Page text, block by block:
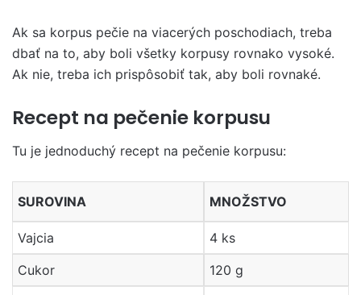
Ak sa korpus pečie na viacerých poschodiach, treba
dbať na to, aby boli všetky korpusy rovnako vysoké.
Ak nie, treba ich prispôsobiť tak, aby boli rovnaké.
Recept na pečenie korpusu
Tu je jednoduchý recept na pečenie korpusu:
SUROVINA MNOŽSTVO
Vajcia
4 ks
Cukor
120 g